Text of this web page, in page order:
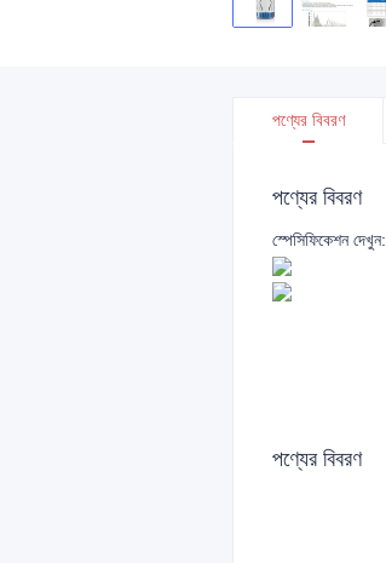
পণ্যের বিবরণ
পণ্যের বিবরণ
স্পেসিফিকেশন দেখুন:
পণ্যের বিবরণ